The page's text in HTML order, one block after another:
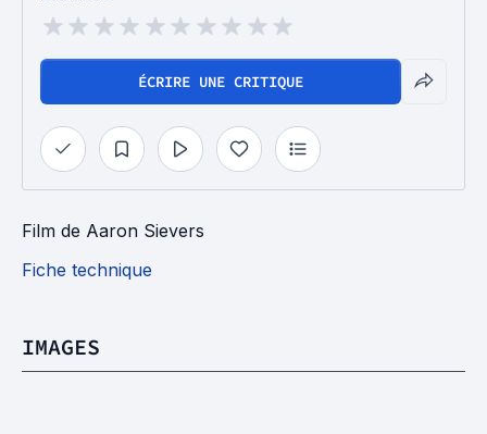
ÉCRIRE UNE CRITIQUE
Film de Aaron Sievers
Fiche technique
IMAGES